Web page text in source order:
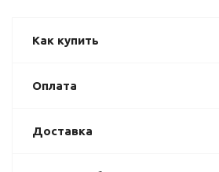
Как купить
Оплата
Доставка